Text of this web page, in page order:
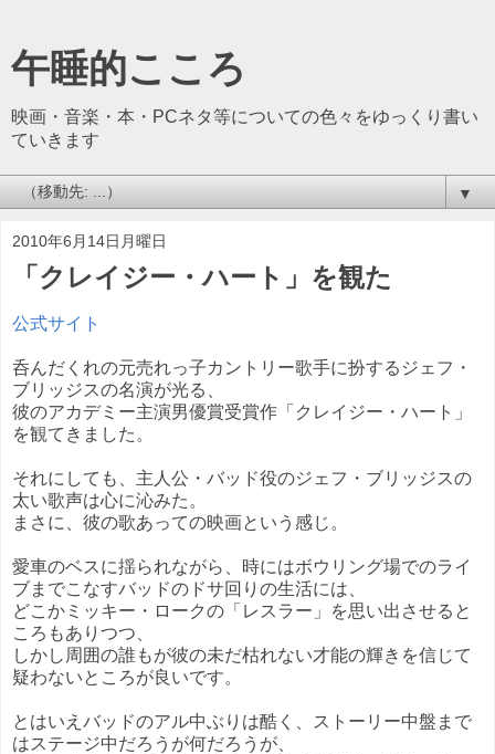
午睡的こころ
映画・音楽・本・PCネタ等についての色々をゆっくり書い
ていきます
▼
2010年6月14日月曜日
「クレイジー・ハート」を観た
公式サイト
呑んだくれの元売れっ子カントリー歌手に扮するジェフ・
ブリッジスの名演が光る、
彼のアカデミー主演男優賞受賞作「クレイジー・ハート」
を観てきました。
それにしても、主人公・バッド役のジェフ・ブリッジスの
太い歌声は心に沁みた。
まさに、彼の歌あっての映画という感じ。
愛車のベスに揺られながら、時にはボウリング場でのライ
ブまでこなすバッドのドサ回りの生活には、
どこかミッキー・ロークの「レスラー」を思い出させると
ころもありつつ、
しかし周囲の誰もが彼の未だ枯れない才能の輝きを信じて
疑わないところが良いです。
とはいえバッドのアル中ぶりは酷く、ストーリー中盤まで
はステージ中だろうが何だろうが、